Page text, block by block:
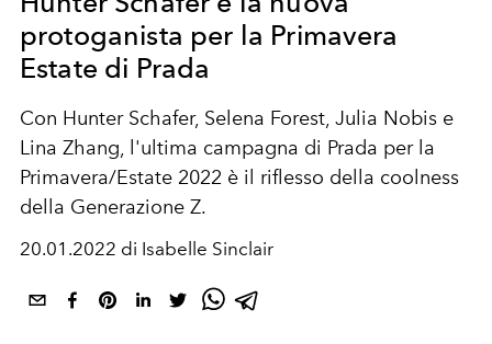
protoganista per la Primavera
Estate di Prada
Con Hunter Schafer, Selena Forest, Julia Nobis e
Lina Zhang, l'ultima campagna di Prada per la
Primavera/Estate 2022 è il riflesso della coolness
della Generazione Z.
20.01.2022 di Isabelle Sinclair